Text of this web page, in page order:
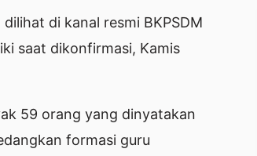
di kanal resmi BKPSDM
saat dikonfirmasi, Kamis
59 orang yang dinyatakan
formasi guru